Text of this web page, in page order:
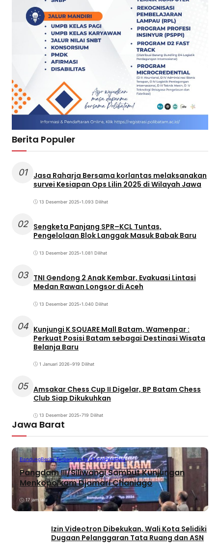
Berita Populer
01
Jasa Raharja Bersama korlantas melaksanakan
survei Kesiapan Ops Lilin 2025 di Wilayah Jawa
13 Desember 2025•1.093 Dilihat
02 Sengketa Panjang SPR–KCL Tuntas,
Pengelolaan Blok Langgak Masuk Babak Baru
13 Desember 2025•1.081 Dilihat
03 TNI Gendong 2 Anak Kembar, Evakuasi Lintasi
Medan Rawan Longsor di Aceh
13 Desember 2025•1.040 Dilihat
04 Kunjungi K SQUARE Mall Batam, Wamenpar :
Perkuat Posisi Batam sebagai Destinasi Wisata
Belanja Baru
1 Januari 2026•919 Dilihat
05 Amsakar Chess Cup II Digelar, BP Batam Chess
Club Siap Dikukuhkan
13 Desember 2025•719 Dilihat
Jawa Barat
BandungBerita TerbaruBerita UtamaPeristiwa
Pangdam III/Siliwangi Sambut Kunjungan
Menkopolkam Djamari Chaniago
17 jam lalu
Izin Videotron Dibekukan, Wali Kota Selidiki
Dugaan Pelanggaran Tata Ruang dan ASN